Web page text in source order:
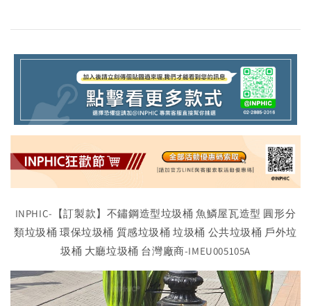
INPHIC-【訂製款】不鏽鋼造型垃圾桶 魚鱗屋瓦造型 圓形分
類垃圾桶 環保垃圾桶 質感垃圾桶 垃圾桶 公共垃圾桶 戶外垃
圾桶 大廳垃圾桶 台灣廠商-IMEU005105A